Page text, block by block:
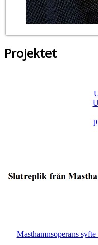
Projektet
Masthamnsoperans